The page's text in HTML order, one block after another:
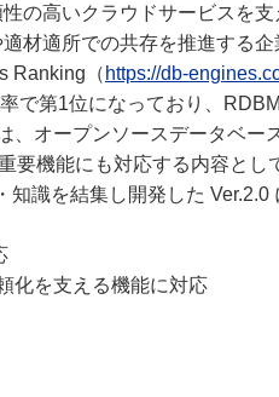
の高いクラウドサービスを
材適所での共存を推進する企
Ranking（ https://db-
で第1位になっており、
、オープンソースデータベ
要機能にも対応する内容と
識を結集し開発した Ver.2.0
化を支える機能に対応